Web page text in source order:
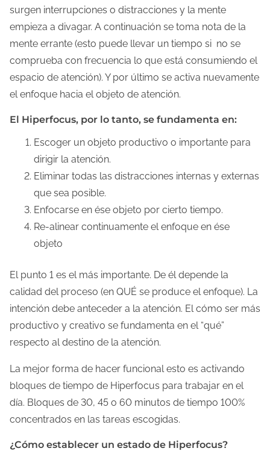
surgen interrupciones o distracciones y la mente
empieza a divagar. A continuación se toma nota de la
mente errante (esto puede llevar un tiempo si no se
comprueba con frecuencia lo que está consumiendo el
espacio de atención). Y por último se activa nuevamente
el enfoque hacia el objeto de atención.
El Hiperfocus, por lo tanto, se fundamenta en:
Escoger un objeto productivo o importante para
dirigir la atención.
Eliminar todas las distracciones internas y externas
que sea posible.
Enfocarse en ése objeto por cierto tiempo.
Re-alinear continuamente el enfoque en ése
objeto
El punto 1 es el más importante. De él depende la
calidad del proceso (en QUÉ se produce el enfoque). La
intención debe anteceder a la atención. El cómo ser más
productivo y creativo se fundamenta en el “qué”
respecto al destino de la atención.
La mejor forma de hacer funcional esto es activando
bloques de tiempo de Hiperfocus para trabajar en el
día. Bloques de 30, 45 o 60 minutos de tiempo 100%
concentrados en las tareas escogidas.
¿Cómo establecer un estado de Hiperfocus?